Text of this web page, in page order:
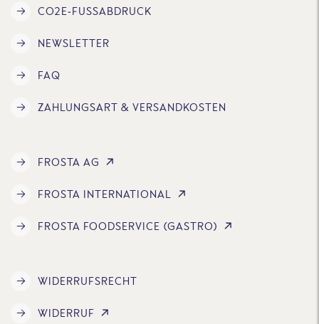
CO2E-FUSSABDRUCK
NEWSLETTER
FAQ
ZAHLUNGSART & VERSANDKOSTEN
FROSTA AG
FROSTA INTERNATIONAL
FROSTA FOODSERVICE (GASTRO)
WIDERRUFSRECHT
WIDERRUF